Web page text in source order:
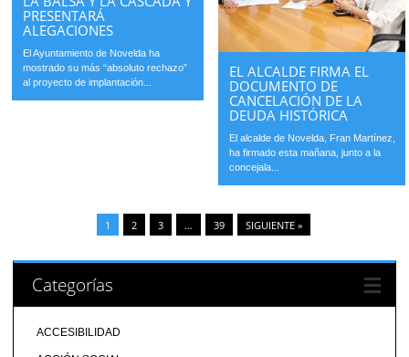
PRESENTARÁ
ALEGACIONES
El Ayuntamiento de Novelda ha
mostrado su más “absoluto rechazo”
al proyecto de implantación...
EL ALCALDE FIRMA EL
DOCUMENTO DE
CANCELACIÓN DE LA
DEUDA HISTÓRICA
El alcalde de Novelda, Fran Martínez,
ha firmado esta mañana, junto a la
concejala...
1 2 3 … 39 SIGUIENTE »
Categorías
ACCESIBILIDAD